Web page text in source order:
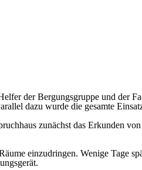
der Bergungsgruppe und der
dazu wurde die gesamte
zunächst das Erkunden
einzudringen. Wenige Tage